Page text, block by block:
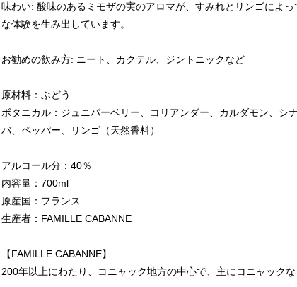
味わい: 酸味のあるミモザの実のアロマが、すみれとリンゴによ
な体験を生み出しています。
お勧めの飲み方: ニート、カクテル、ジントニックなど
原材料：ぶどう
ボタニカル：ジュニパーベリー、コリアンダー、カルダモン、シ
バ、ペッパー、リンゴ（天然香料）
アルコール分：40％
内容量：700ml
原産国：フランス
生産者：FAMILLE CABANNE
【FAMILLE CABANNE】
200年以上にわたり、コニャック地方の中心で、主にコニャック